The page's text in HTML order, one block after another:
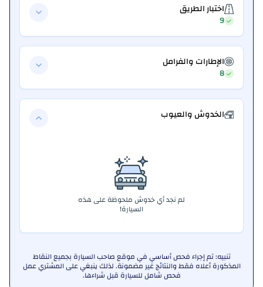
اختبار الطريق
9
الإطارات والفرامل
8
الخدوش والعيوب
لم نجد أي خدوش ملحوظة على هذه
السيارة!
تنبيه: تم إجراء فحص أساسي في موقع صاحب السيارة بجميع النقاط
المذكورة أعلاه فقط والنتائج غير مضمونة. لذلك ينبغي على المشتري عمل
فحص شامل للسيارة قبل شراءها.